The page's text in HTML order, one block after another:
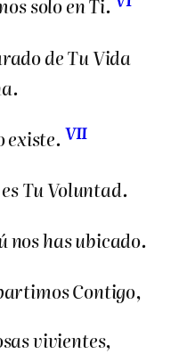
solo en Ti.
de Tu Vida
existe. VII
Tu Voluntad.
nos has ubicado.
Contigo,
vivientes,